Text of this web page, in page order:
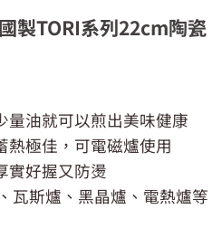
製TORI系列22cm陶瓷
量油就可以煎出美味健康
熱極佳，可電磁爐使用
實好握又防燙
瓦斯爐、黑晶爐、電熱爐等